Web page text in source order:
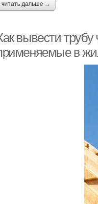
читать дальше →
вывести
в